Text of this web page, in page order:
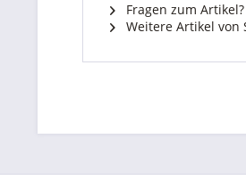
Fragen zum Artikel?
Weitere Artikel von